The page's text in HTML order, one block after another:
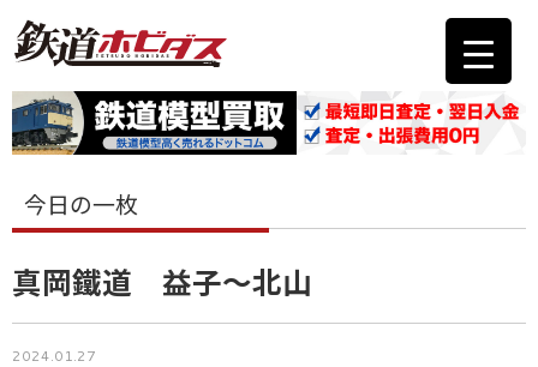
今日の一枚
真岡鐵道 益子〜北山
2024.01.27